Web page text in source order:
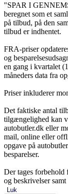
"SPAR I
beregnet som et
på tilbud, på den
tilbud er indhentet.
FRA-priser
og
en gang i kvartalet
måneders data fra
Priser inkluderer
Det faktiske antal
tilgængelighed kan
autobutler.dk eller
mail, online eller
opgave på
besparelser.
Der tages
og beskrivelser
Luk